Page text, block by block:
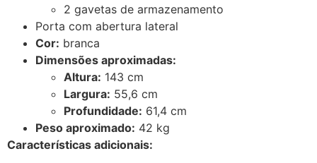
2 gavetas de armazenamento
Porta com abertura lateral
Cor: branca
Dimensões aproximadas:
Altura: 143 cm
Largura: 55,6 cm
Profundidade: 61,4 cm
Peso aproximado: 42 kg
Características adicionais: